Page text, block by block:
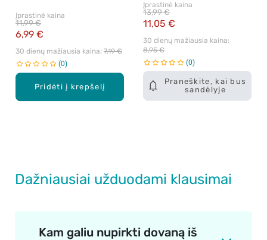
Pridėti į krepšelį
Įprastinė kaina
6,99 €
11,99 €
30 dienų mažiausia kaina: 7,19 €
0
Praneškite, kai bus
sandėlyje
Įprastinė kaina
11,05 €
13,99 €
30 dienų mažiausia kaina:
8,95 €
0
Dažniausiai užduodami klausimai
Kam galiu nupirkti dovaną iš